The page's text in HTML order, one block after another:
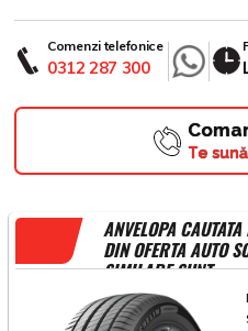
Comenzi telefonice
0312 287 300
Te
ANVELOPA
DIN OFERTA AUTO
SIMILARE SUNT